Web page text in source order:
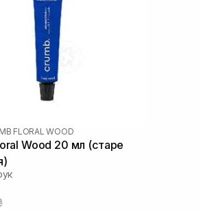
FLORAL WOOD
Wood 20 мл (старе